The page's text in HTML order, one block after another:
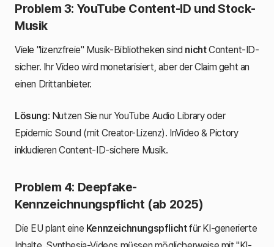
Problem 3: YouTube Content-ID und Stock-
Musik
Viele "lizenzfreie" Musik-Bibliotheken sind nichtContent-ID-
sicher. Ihr Video wird monetarisiert, aber der Claim geht an
einen Drittanbieter.
Lösung: Nutzen Sie nur YouTube Audio Library oder
Epidemic Sound (mit Creator-Lizenz). InVideo & Pictory
inkludieren Content-ID-sichere Musik.
Problem 4: Deepfake-
Kennzeichnungspflicht (ab 2025)
Die EU plant eine Kennzeichnungspflichtfür KI-generierte